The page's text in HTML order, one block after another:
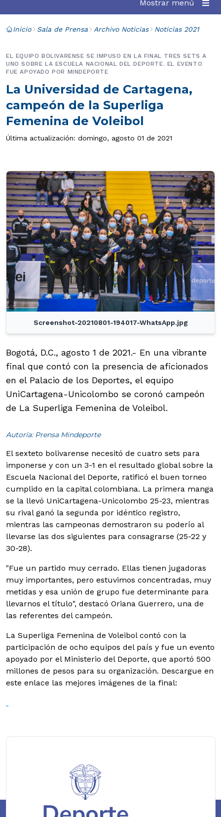
Mostrar menú
Inicio Sala de Prensa Archivo Noticias Noticias 2021
La Universidad de Cartagena,
campeón de la Superliga
Femenina de Voleibol
EL EQUIPO BOLIVARENSE SE IMPUSO EN LA FINAL TRES SETS A
UNO SOBRE LA ESCUELA NACIONAL DEL DEPORTE. EL EVENTO
FUE APOYADO POR MINDEPORTE
Última actualización: domingo, agosto 01 de 2021
Screenshot-20210801-194017-WhatsApp.jpg
Bogotá, D.C., agosto 1 de 2021.- En una vibrante
final que contó con la presencia de aficionados
en el Palacio de los Deportes, el equipo
UniCartagena-Unicolombo se coronó campeón
de La Superliga Femenina de Voleibol.
Autoría: Prensa Mindeporte
El sexteto bolivarense necesitó de cuatro sets para
imponerse y con un 3-1 en el resultado global sobre la
Escuela Nacional del Deporte, ratificó el buen torneo
cumplido en la capital colombiana. La primera manga
se la llevó UniCartagena-Unicolombo 25-23, mientras
su rival ganó la segunda por idéntico registro,
mientras las campeonas demostraron su poderío al
llevarse las dos siguientes para consagrarse (25-22 y
30-28).
"Fue un partido muy cerrado. Ellas tienen jugadoras
muy importantes, pero estuvimos concentradas, muy
metidas y esa unión de grupo fue determinante para
llevarnos el título", destacó Oriana Guerrero, una de
las referentes del campeón.
La Superliga Femenina de Voleibol contó con la
participación de ocho equipos del país y fue un evento
apoyado por el Ministerio del Deporte, que aportó 500
millones de pesos para su organización. Descargue en
este enlace las mejores imágenes de la final: